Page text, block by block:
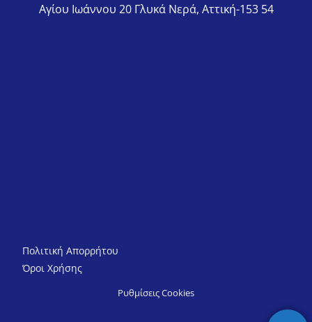
Αγίου Ιωάννου 20 Γλυκά Νερά, Αττική-153 54
Πολιτική Απορρήτου
Όροι Χρήσης
Ρυθμίσεις Cookies